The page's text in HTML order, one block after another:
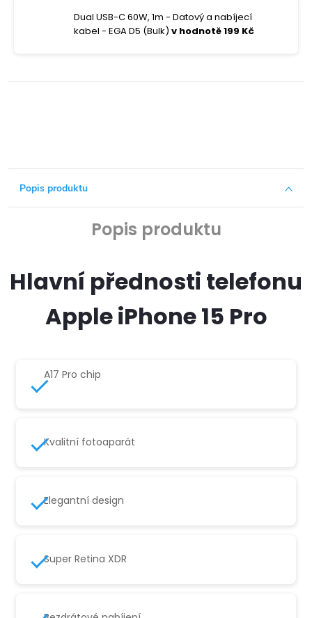
Dual USB-C 60W, 1m - Datový a nabíjecí
kabel - EGA D5 (Bulk) v hodnotě 199 Kč
Popis produktu
Popis produktu
Hlavní přednosti telefonu
Apple iPhone 15 Pro
A17 Pro chip
Kvalitní fotoaparát
Elegantní design
Super Retina XDR